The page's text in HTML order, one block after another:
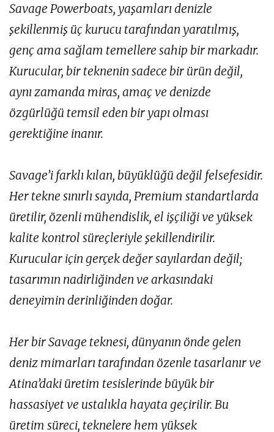
Savage Powerboats, yaşamları denizle
şekillenmiş üç kurucu tarafından yaratılmış,
genç ama sağlam temellere sahip bir markadır.
Kurucular, bir teknenin sadece bir ürün değil,
aynı zamanda miras, amaç ve denizde
özgürlüğü temsil eden bir yapı olması
gerektiğine inanır.
Savage’i farklı kılan, büyüklüğü değil felsefesidir.
Her tekne sınırlı sayıda, Premium standartlarda
üretilir, özenli mühendislik, el işçiliği ve yüksek
kalite kontrol süreçleriyle şekillendirilir.
Kurucular için gerçek değer sayılardan değil;
tasarımın nadirliğinden ve arkasındaki
deneyimin derinliğinden doğar.
Her bir Savage teknesi, dünyanın önde gelen
deniz mimarları tarafından özenle tasarlanır ve
Atina’daki üretim tesislerinde büyük bir
hassasiyet ve ustalıkla hayata geçirilir. Bu
üretim süreci, teknelere hem yüksek